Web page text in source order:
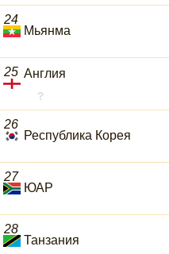
24
Мьянма
25 Англия
26
Республика Корея
27
ЮАР
28
Танзания